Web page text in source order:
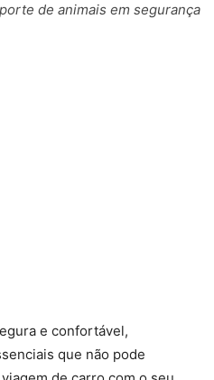
de animais em segurança
e confortável,
que não pode